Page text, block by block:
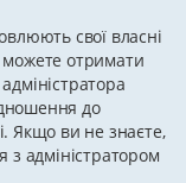
свої власні
отримати
до
Якщо ви не знаєте,
адміністратором